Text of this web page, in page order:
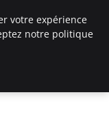
votre expérience
notre politique